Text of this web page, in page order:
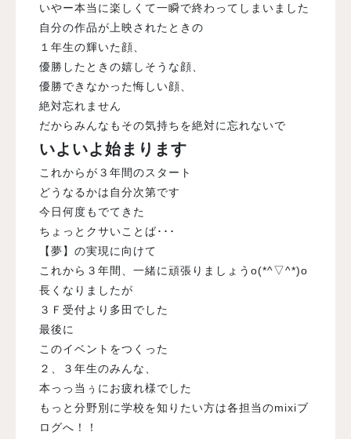
いやー本当に楽しくて一瞬で終わってしまいました
自分の作品が上映されたときの
１年生の輝いた顔、
優勝したときの嬉しそうな顔、
優勝できなかった悔しい顔、
絶対忘れません
だからみんなもその気持ちを絶対に忘れないで
いよいよ始まります
これからが３年間のスタート
どうなるかは自分次第です
今日何度もでてきた
ちょっとクサいことば･･･
【夢】の実現に向けて
これから３年間、一緒に頑張りましょうo(*^▽^*)o
長くなりましたが
３Ｆ受付より多田でした
最後に
このイベントをつくった
２、３年生のみんな、
本っっ当ぅにお疲れ様でした
もっと分野別に学校を知りたい方は各担当のmixiブ
ログへ！！